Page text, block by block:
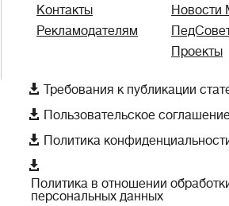
Контакты
Рекламодателям
Новости
Проекты
 Требования к публикации
 Пользовательское
 Политика

Политика в отношении
персональных данных